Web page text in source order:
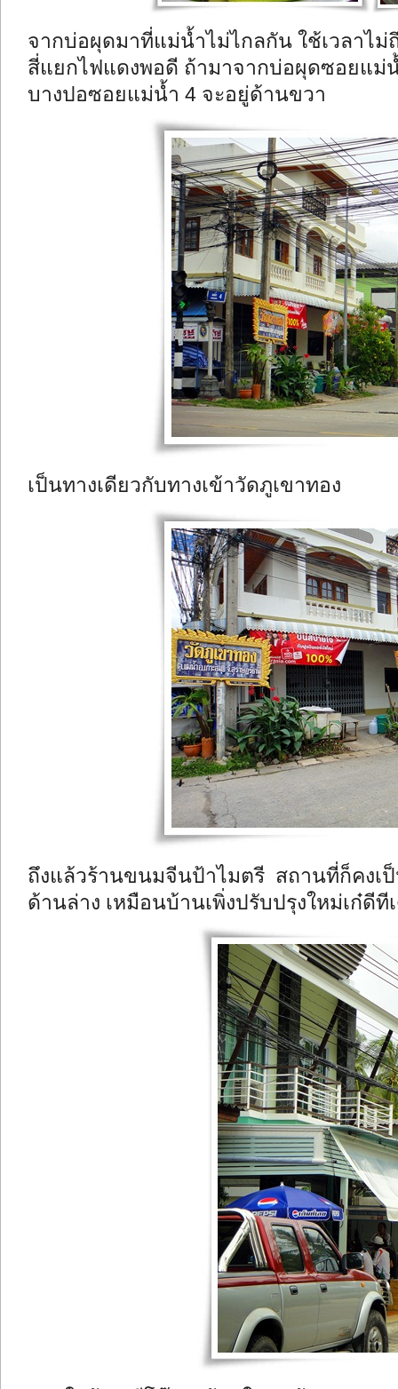
จากบ่อผุดมาที่แม่น้ำไม่ไกลกัน ใช้เวลาไม่
สี่แยกไฟแดงพอดี ถ้ามาจากบ่อผุดซอยแม่
บางปอซอยแม่น้ำ 4 จะอยู่ด้านขวา
เป็นทางเดียวกับทางเข้าวัดภูเขาทอง
ถึงแล้วร้านขนมจีนป้าไมตรี สถานที่ก็คงเ
ด้านล่าง เหมือนบ้านเพิ่งปรับปรุงใหม่เก๋ดีที